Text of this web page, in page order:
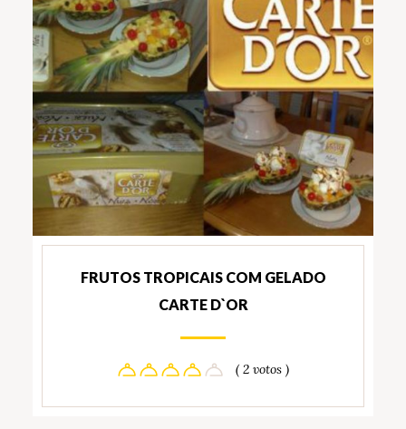
FRUTOS TROPICAIS COM GELADO
CARTE D`OR
( 2 votos )